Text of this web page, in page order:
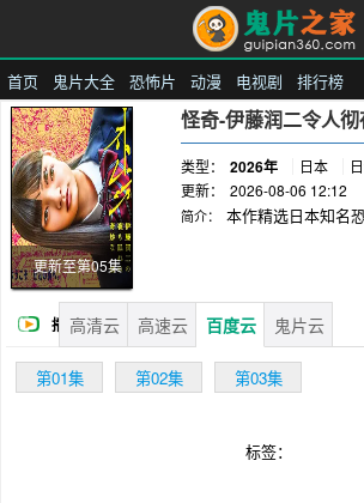
鬼片之家
首页 鬼片大全 恐怖片 动漫 电视剧 排行榜
更新至第05集
类型： 2026年 日本
更新：
2026-08-06 12:12
简介：
本作精选日本知名
《幻痛宅邸》《肋骨女子
人》《父亲的心》《记忆
友》《押切异谈》《地缚
《缓慢的离别》等13个怪
播 高清云 高速云 百度云 鬼片云
第01集 第02集 第03集
标签：